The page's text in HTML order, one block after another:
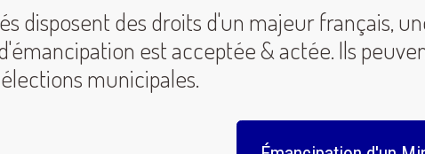
disposent des droits d'un majeur français,
est acceptée & actée. Ils
municipales.